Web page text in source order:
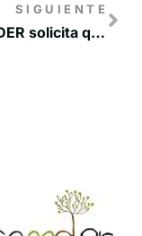
SIGUIENTE
RECAMDER solicita que los habitantes de los pueblos puedan salir para cuidar de los pequeños huertos rurales